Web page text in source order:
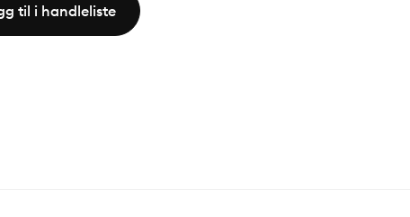
til i handleliste